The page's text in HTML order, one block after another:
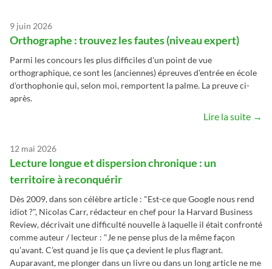
9 juin 2026
Orthographe : trouvez les fautes (niveau expert)
Parmi les concours les plus difficiles d'un point de vue
orthographique, ce sont les (anciennes) épreuves d'entrée en école
d'orthophonie qui, selon moi, remportent la palme. La preuve ci-
après.
Lire la suite →
12 mai 2026
Lecture longue et dispersion chronique : un
territoire à reconquérir
Dès 2009, dans son célèbre article : "Est-ce que Google nous rend
idiot ?", Nicolas Carr, rédacteur en chef pour la Harvard Business
Review, décrivait une difficulté nouvelle à laquelle il était confronté
comme auteur / lecteur : "Je ne pense plus de la même façon
qu’avant. C’est quand je lis que ça devient le plus flagrant.
Auparavant, me plonger dans un livre ou dans un long article ne me